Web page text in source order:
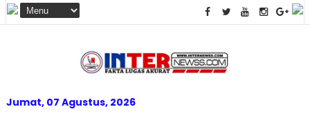
Jumat, 07 Agustus, 2026